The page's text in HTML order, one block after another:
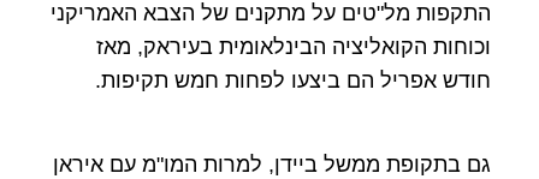
התקפות מל"טים על מתקנים של הצבא האמריקני
וכוחות הקואליציה הבינלאומית בעיראק, מאז
חודש אפריל הם ביצעו לפחות חמש תקיפות.
גם בתקופת ממשל ביידן, למרות המו"מ עם איראן